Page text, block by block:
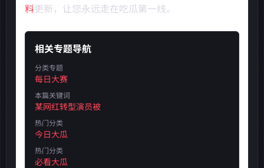
料更新，让您永远走在吃瓜第一线。
相关专题导航
分类专题
每日大赛
本篇关键词
某网红转型演员被
热门分类
今日大瓜
热门分类
必看大瓜